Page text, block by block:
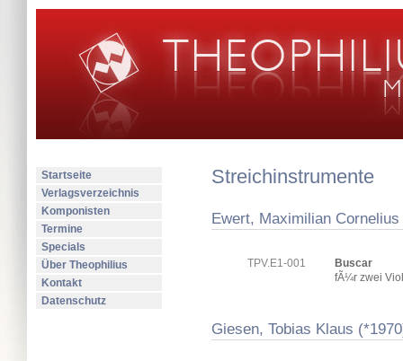
Startseite
Verlagsverzeichnis
Komponisten
Termine
Specials
Über Theophilius
Kontakt
Datenschutz
Streichinstrumente
Ewert, Maximilian
TPV.E1-001
Buscar
fÃ¼r zwei
Giesen, Tobias Klaus